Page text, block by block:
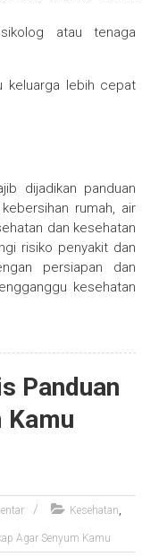
atau tenaga
keluarga lebih cepat
dijadikan panduan
rumah, air
dan kesehatan
risiko penyakit dan
persiapan dan
kesehatan
Panduan
Kamu
Kesehatan,
Agar Senyum Kamu